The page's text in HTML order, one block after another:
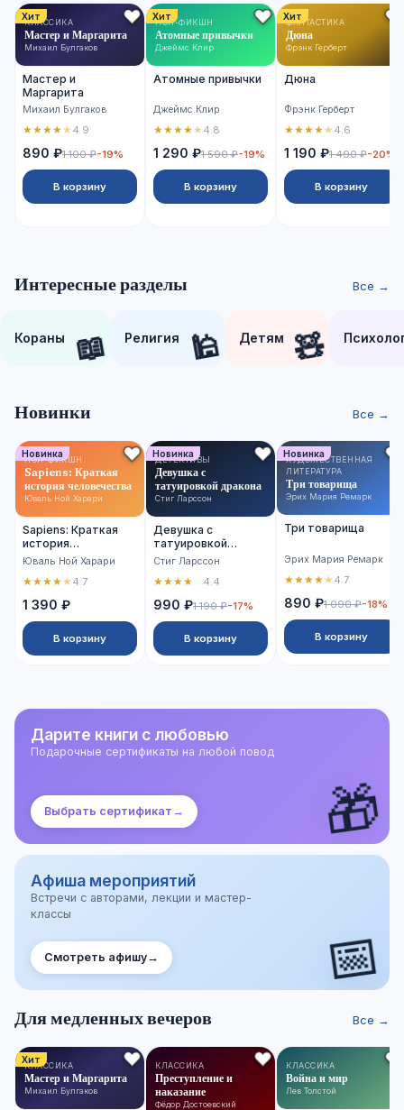
Хит
КЛАССИКА
Мастер и Маргарита
Михаил Булгаков
Мастер и
Маргарита
Михаил Булгаков
★★★★★4.9
890 ₽1 100 ₽-19%
В корзину
Хит
НОН-ФИКШН
Атомные привычки
Джеймс Клир
Атомные привычки
Джеймс Клир
★★★★★4.8
1 290 ₽1 590 ₽-19%
В корзину
Хит
ФАНТАСТИКА
Дюна
Фрэнк Герберт
Дюна
Фрэнк Герберт
★★★★★4.6
1 190 ₽1 490 ₽-20%
В корзину
Интересные разделы Все →
Кораны 📖 Религия 🕌 Детям 🧸
Новинки Все →
Новинка
НОН-ФИКШН
Sapiens: Краткая
история человечества
Юваль Ной Харари
Sapiens: Краткая
история
человечества
Юваль Ной Харари
★★★★★4.7
1 390 ₽
В корзину
Новинка
ДЕТЕКТИВЫ
Девушка с
татуировкой дракона
Стиг Ларссон
Девушка с
татуировкой
дракона
Стиг Ларссон
★★★★ 4.4
990 ₽1 190 ₽-17%
В корзину
Новинка
ХУДОЖЕСТВЕННАЯ
ЛИТЕРАТУРА
Три товарища
Эрих Мария Ремарк
Три товарища
Эрих Мария Ремарк
★★★★★4.7
890 ₽1 090 ₽-18%
В корзину
Дарите книги с любовью
Подарочные сертификаты на любой повод
Выбрать сертификат → 🎁
Афиша мероприятий
Встречи с авторами, лекции и мастер-
классы
Смотреть афишу→ 📅
Для медленных вечеров Все →
Хит
КЛАССИКА
Мастер и Маргарита
Михаил Булгаков
КЛАССИКА
Преступление и
наказание
Фёдор Достоевский
КЛАССИКА
Война и мир
Лев Толстой